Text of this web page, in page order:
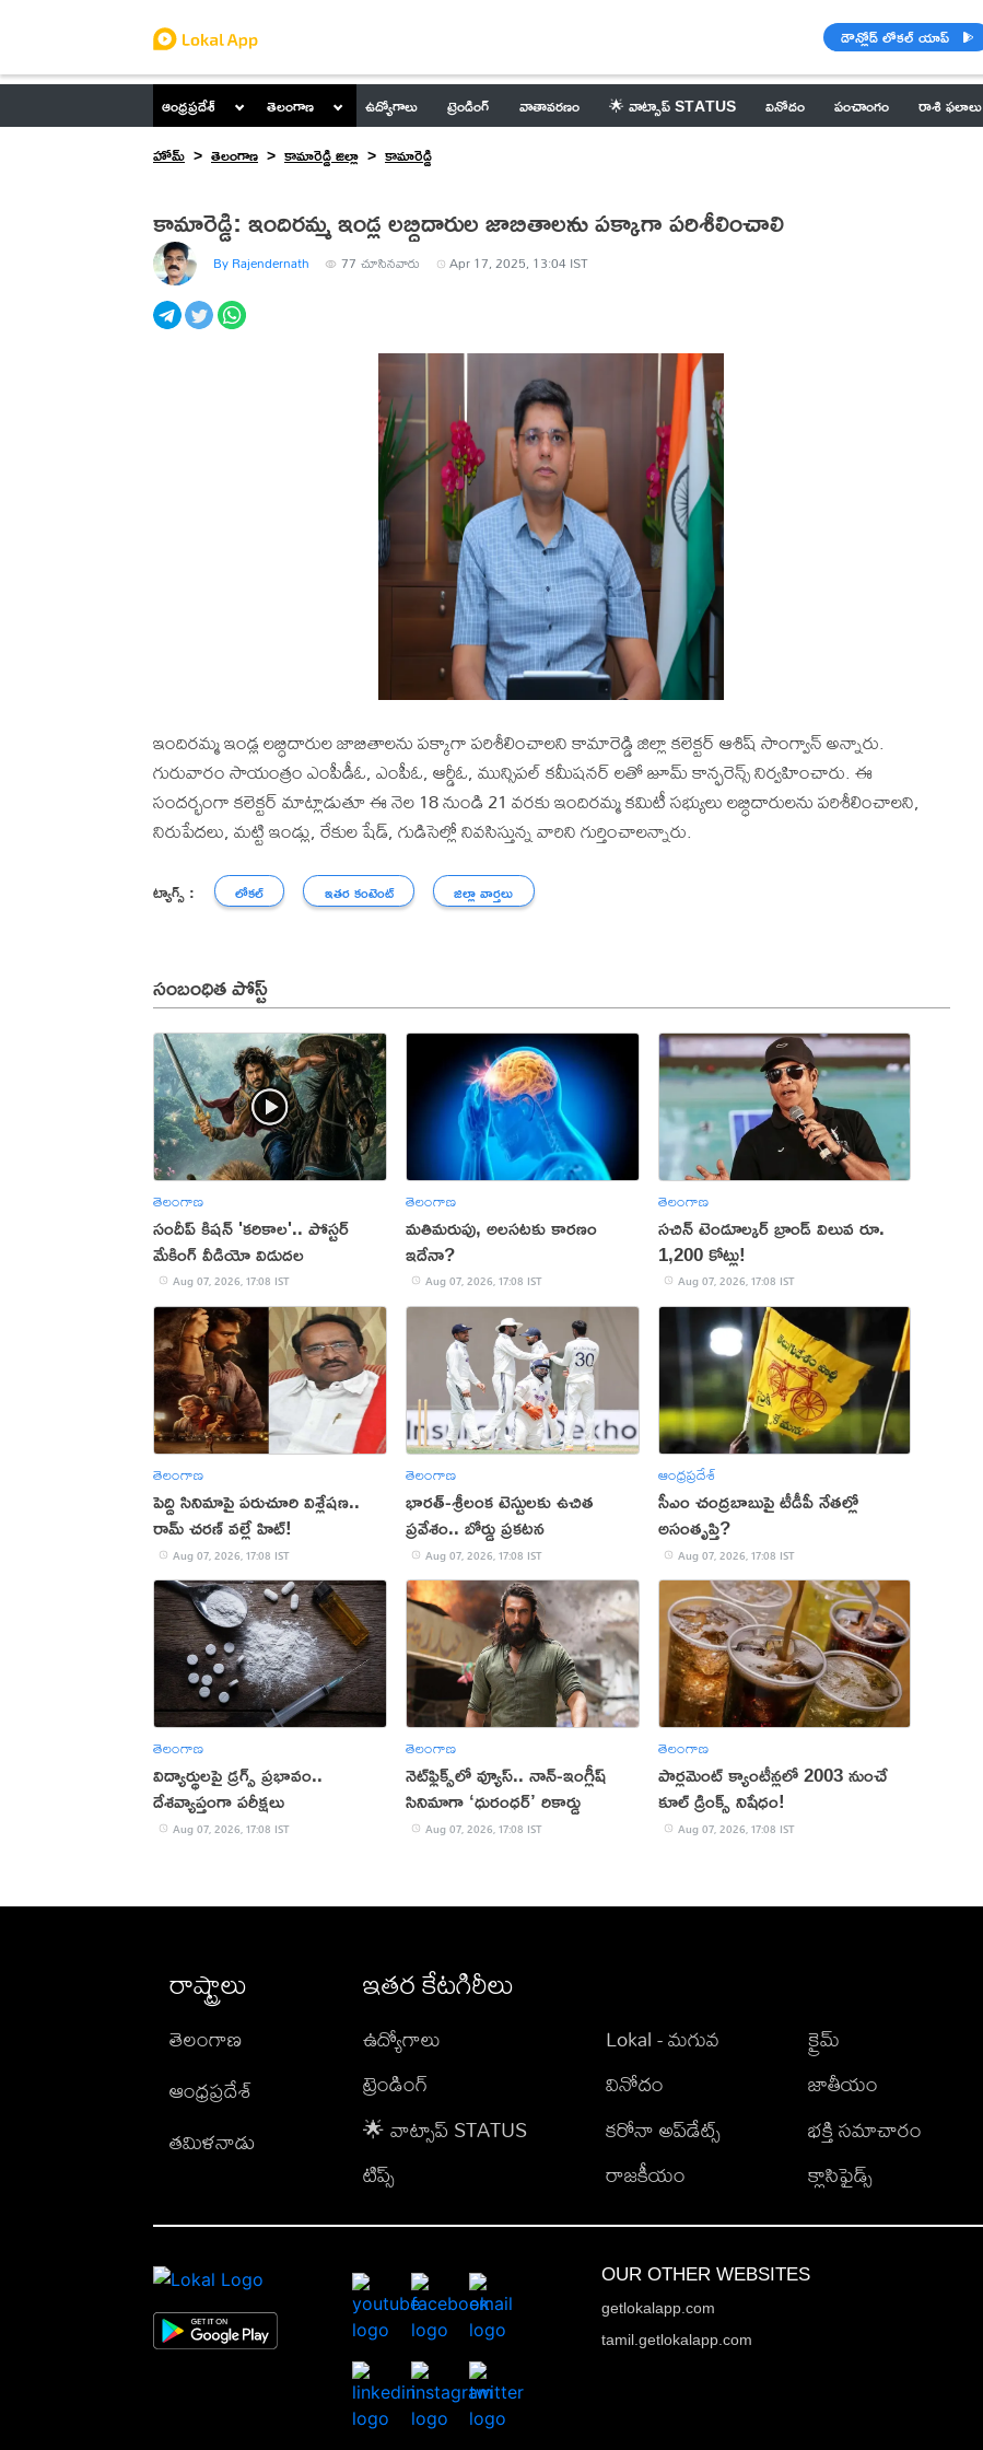
డౌన్లోడ్ లోకల్ యాప్
ఆంధ్రప్రదేశ్ తెలంగాణ ఉద్యోగాలు ట్రెండింగ్ వాతావరణం 🌟 వాట్సాప్ STATUS వినోదం పంచాంగం రాశి ఫలాలు
హోమ్
తెలంగాణ కామారెడ్డి జిల్లా కామారెడ్డి
కామారెడ్డి: ఇందిరమ్మ ఇండ్ల లబ్ధిదారుల జాబితాలను పక్కాగా పరిశీలించాలి
By Rajendernath 77 చూసినవారు Apr 17, 2025, 13:04 IST
ఇందిరమ్మ ఇండ్ల లబ్ధిదారుల జాబితాలను పక్కాగా పరిశీలించాలని కామారెడ్డి జిల్లా కలెక్టర్ ఆశిష్ సాంగ్వాన్ అన్నారు.
గురువారం సాయంత్రం ఎంపీడీఓ, ఎంపీఓ, ఆర్డీఓ, మున్సిపల్ కమీషనర్ లతో జూమ్ కాన్ఫరెన్స్ నిర్వహించారు. ఈ
సందర్భంగా కలెక్టర్ మాట్లాడుతూ ఈ నెల 18 నుండి 21 వరకు ఇందిరమ్మ కమిటీ సభ్యులు లబ్ధిదారులను పరిశీలించాలని,
నిరుపేదలు, మట్టి ఇండ్లు, రేకుల షేడ్, గుడిసెల్లో నివసిస్తున్న వారిని గుర్తించాలన్నారు.
ట్యాగ్స్ : లోకల్ ఇతర కంటెంట్ జిల్లా వార్తలు
సంబంధిత పోస్ట్
తెలంగాణ
సందీప్ కిషన్ 'కరికాల'.. పోస్టర్
మేకింగ్ వీడియో విడుదల
Aug 07, 2026, 17:08 IST
తెలంగాణ
మతిమరుపు, అలసటకు కారణం
ఇదేనా?
Aug 07, 2026, 17:08 IST
తెలంగాణ
సచిన్ టెండూల్కర్ బ్రాండ్ విలువ రూ.
1,200 కోట్లు!
Aug 07, 2026, 17:08 IST
తెలంగాణ
పెద్ది సినిమాపై పరుచూరి విశ్లేషణ..
రామ్ చరణ్ వల్లే హిట్!
Aug 07, 2026, 17:08 IST
తెలంగాణ
భారత్-శ్రీలంక టెస్టులకు ఉచిత
ప్రవేశం.. బోర్డు ప్రకటన
Aug 07, 2026, 17:08 IST
ఆంధ్రప్రదేశ్
సీఎం చంద్రబాబుపై టీడీపీ నేతల్లో
అసంతృప్తి?
Aug 07, 2026, 17:08 IST
తెలంగాణ
విద్యార్థులపై డ్రగ్స్ ప్రభావం..
దేశవ్యాప్తంగా పరీక్షలు
Aug 07, 2026, 17:08 IST
తెలంగాణ
నెట్‌ఫ్లిక్స్‌లో వ్యూస్.. నాన్-ఇంగ్లీష్
సినిమాగా ‘ధురంధర్’ రికార్డు
Aug 07, 2026, 17:08 IST
తెలంగాణ
పార్లమెంట్ క్యాంటీన్లలో 2003 నుంచే
కూల్ డ్రింక్స్ నిషేధం!
Aug 07, 2026, 17:08 IST
రాష్ట్రాలు
తెలంగాణ
ఆంధ్రప్రదేశ్
తమిళనాడు
ఇతర కేటగిరీలు
ఉద్యోగాలు
ట్రెండింగ్
🌟 వాట్సాప్ STATUS
టిప్స్
Lokal - మగువ
వినోదం
కరోనా అప్‌డేట్స్
రాజకీయం
క్రైమ్
జాతీయం
భక్తి సమాచారం
క్లాసిఫైడ్స్
OUR OTHER WEBSITES
getlokalapp.com
tamil.getlokalapp.com